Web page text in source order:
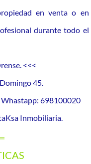
en venta o en
durante todo el
<<<
45.
698100020
Inmobiliaria.